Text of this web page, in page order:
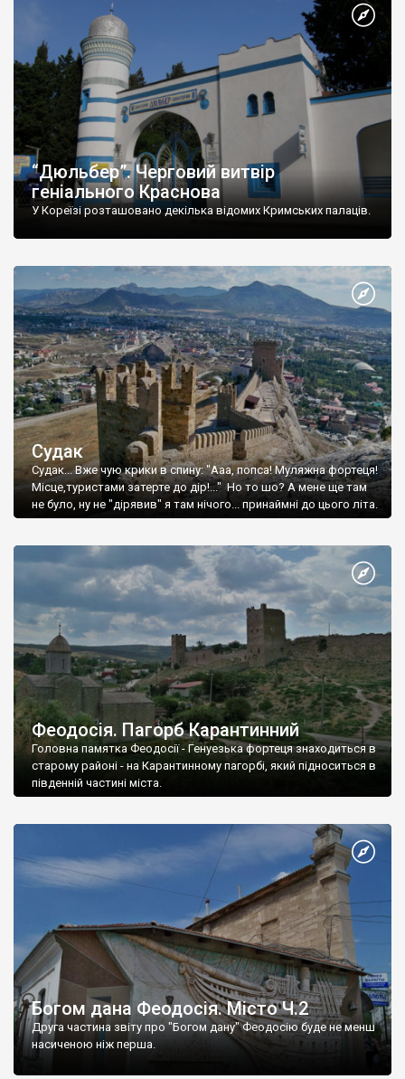
“Дюльбер”. Черговий витвір
геніального Краснова
У Кореїзі розташовано декілька відомих Кримських палаців.
Судак
Судак... Вже чую крики в спину: "Ааа, попса! Муляжна фортеця!
Місце,туристами затерте до дір!..." Но то шо? А мене ще там
не було, ну не "дірявив" я там нічого... принаймні до цього літа.
Феодосія. Пагорб Карантинний
Головна памятка Феодосії - Генуезька фортеця знаходиться в
старому районі - на Карантинному пагорбі, який підноситься в
південній частині міста.
Богом дана Феодосія. Місто Ч.2
Друга частина звіту про "Богом дану" Феодосію буде не менш
насиченою ніж перша.